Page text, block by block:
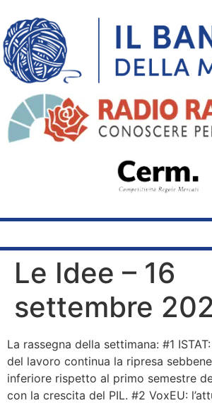
Home
Quelli
Bandolo
Le Idee – 16
settembre
La rassegna della settimana: #1
del lavoro continua la ripresa
inferiore rispetto al primo semestre
con la crescita del PIL. #2 VoxEU: